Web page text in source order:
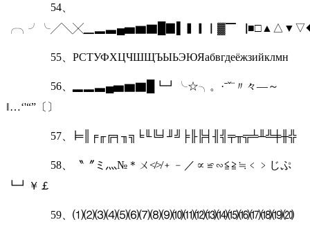
54、
55、РСТУФХЦЧШЩЪЫЬЭЮЯабвгдеёжзийклмн
56、▂▂▃▄▅▆▇█┗┛╰☆╮。·ˉˇ¨〃々—～
‖…‘'“”〔〕
57、∣═║╒╓╔╕╖╗╘╙╚╛╜╝╞╟╠╡╢╣╤╥╦╧╨╩╪╫╬
58、〝〞ミ灬№＊ㄨ≮≯﹢﹣／∝≌∽≦≧≒﹤﹥じぷ
┗┛￥￡
59、⑴⑵⑶⑷⑸⑹⑺⑻⑼⑽⑾⑿⒀⒁⒂⒃⒄⒅⒆⒇